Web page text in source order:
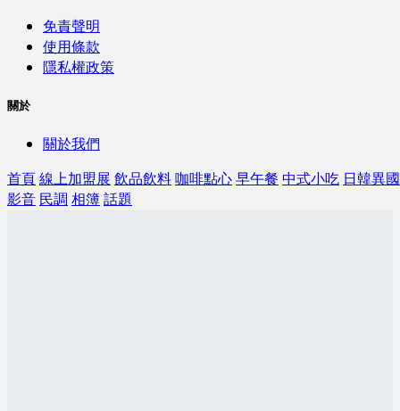
免責聲明
使用條款
隱私權政策
關於
關於我們
首頁線上加盟展 飲品飲料咖啡點心早午餐 中式小吃 日韓異國
影音 民調 相簿話題